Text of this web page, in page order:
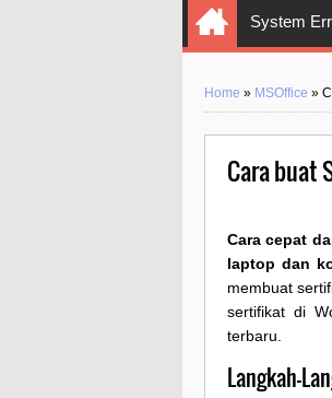
System
Home » MSOffice »
Cara buat
Cara cepat
laptop dan
membuat
sertifikat di
terbaru.
Langkah-